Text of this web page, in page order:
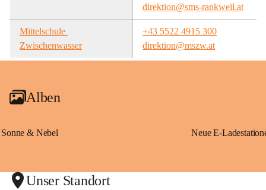
direktion@sms-rankweil.at
Mittelschule
Zwischenwasser
+43 5522 4915 300
direktion@mszw.at
Alben
Sonne & Nebel
Unser Standort